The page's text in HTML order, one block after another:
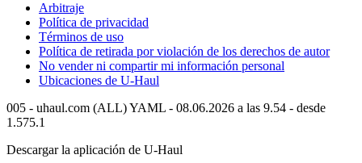
Arbitraje
Política de privacidad
Términos de uso
Política de retirada por violación de los derechos de autor
No vender ni compartir mi información personal
Ubicaciones de U-Haul
005 - uhaul.com (ALL) YAML - 08.06.2026 a las 9.54 - desde
1.575.1
Descargar la aplicación de U-Haul